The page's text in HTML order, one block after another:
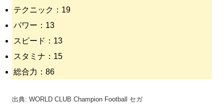
テクニック：19
パワー：13
スピード：13
スタミナ：15
総合力：86
出典: WORLD CLUB Champion Football セガ